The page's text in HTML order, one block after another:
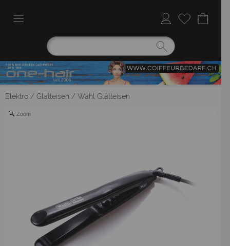
Elektro / Glätteisen / Wahl Glätteisen
Zoom